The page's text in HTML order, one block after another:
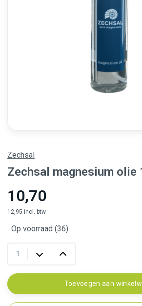
Zechsal
Zechsal magnesium olie
10,70
12,95 incl. btw
Op voorraad (36)
Toevoegen aan